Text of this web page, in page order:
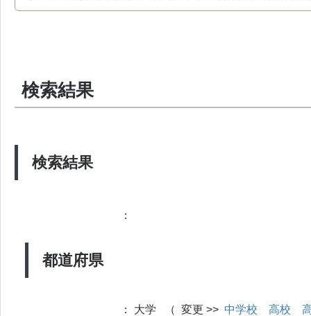
検索結果
検索結果
都道府県
：
： 大学 （ 変更 >> 中学校 高校